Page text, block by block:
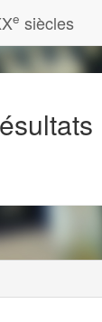
e siècles